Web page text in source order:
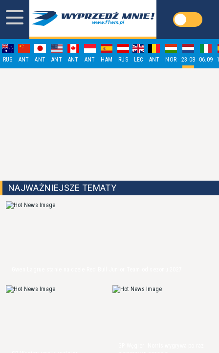
RUS ANT ANT ANT ANT ANT HAM RUS LEC ANT NOR 23.08 06.09
NAJWAŻNIEJSZE TEMATY